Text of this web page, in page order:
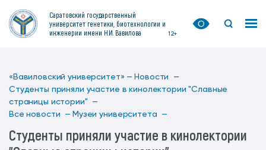
Саратовский государственный
университет генетики, биотехнологии и
инженерии имени Н.И. Вавилова
12+
«Вавиловский университет» — Новости —
Студенты приняли участие в кинолектории "Славные
страницы истории" —
Все новости — Музеи университета —
Студенты приняли участие в кинолектории